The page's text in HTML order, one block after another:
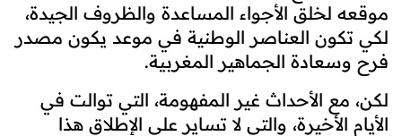
موقعه لخلق الأجواء المساعدة والظروف الجيدة،
لكي تكون العناصر الوطنية في موعد يكون مصدر
فرح وسعادة الجماهير المغربية.
لكن، مع الأحداث غير المفهومة، التي توالت في
الأيام الأخيرة، والتي لا تساير على الإطلاق هذا